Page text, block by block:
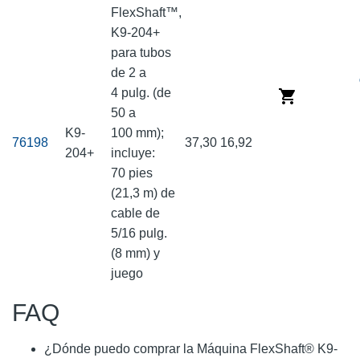
76198
K9-
204+
FlexShaft™,
K9-204+
para tubos
de 2 a
4 pulg. (de
50 a
100 mm);
incluye:
70 pies
(21,3 m) de
cable de
5/16 pulg.
(8 mm) y
juego
37,30 16,92
FAQ
¿Dónde puedo comprar la Máquina FlexShaft® K9-